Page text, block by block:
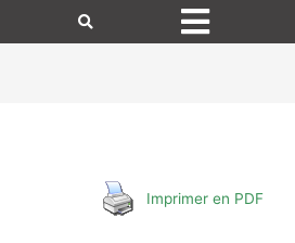
Imprimer en PDF